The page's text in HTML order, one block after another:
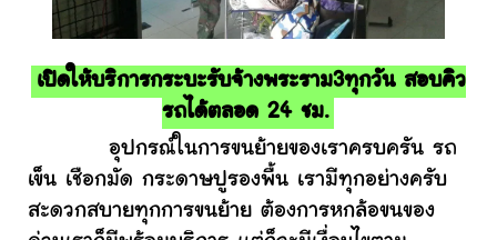
เปิดให้บริการกระบะรับจ้างพระราม3ทุกวัน สอบคิว
รถได้ตลอด 24 ชม.
อุปกรณ์ในการขนย้ายของเราครบครัน รถ
เข็น เชือกมัด กระดาษปูรองพื้น เรามีทุกอย่างครับ
สะดวกสบายทุกการขนย้าย ต้องการหกล้อขนของ